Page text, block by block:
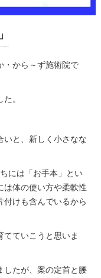
・から～ず施術院で
。
と、新しく小さなな
には「お手本」とい
は体の使い方や柔軟性
けも含んでいるから
ていこうと思いま
したが、案の定首と腰